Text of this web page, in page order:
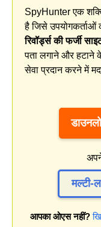
SpyHunter एक
है जिसे उपयोगकर्ताओं
रिवॉर्ड्स की फर्जी
पता लगाने और हटाने
सेवा प्रदान करने में
मल्टी-
आपका ओएस नहीं?